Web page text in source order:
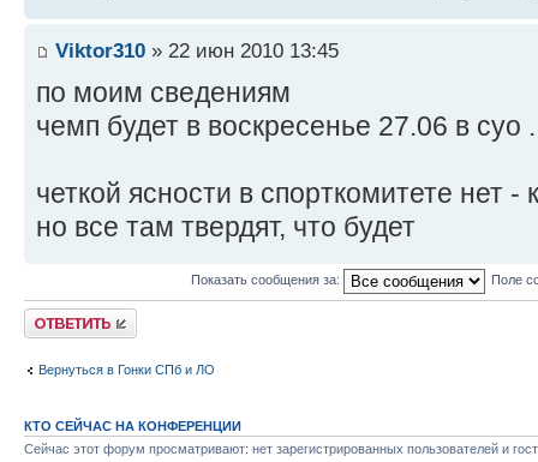
Viktor310 » 22 июн 2010 13:45
по моим сведениям
чемп будет в воскресенье 27.06 в суо .
четкой ясности в спорткомитете нет -
но все там твердят, что будет
Показать сообщения за: Поле
Ответить
Вернуться в Гонки СПб и ЛО
КТО СЕЙЧАС НА КОНФЕРЕНЦИИ
Сейчас этот форум просматривают: нет зарегистрированных пользователей и